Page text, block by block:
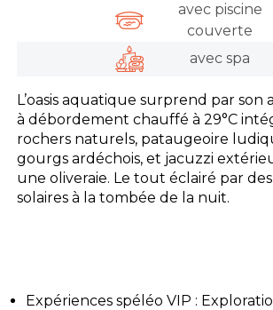
avec piscine
couverte
avec spa
L’oasis aquatique surprend par son
à débordement chauffé à 29°C
rochers naturels, pataugeoire
gourgs ardéchois, et jacuzzi
une oliveraie. Le tout éclairé par
solaires à la tombée de la nuit.
Expériences spéléo VIP :